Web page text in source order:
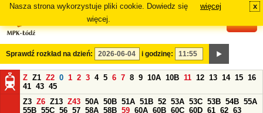
Nasza strona wykorzystuje pliki cookie. Dowiedz się
więcej.
więcej x
Sprawdź rozkład na dzień: i godzinę:
Z Z1 Z2 0 1 2 3 4 5 6 7 8 9 10A 10B 11 12 13 14 15 16
41 43 45
Z3 Z6 Z13 Z43 50A 50B 51A 51B 52 53A 53C 53B 54B 55A
55B 55C 56 57 58A 58B 59 60A 60B 60C 60D 61 62 63